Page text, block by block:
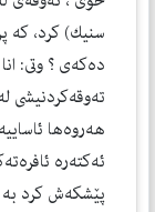
سنيك) كرد، كه‌
ده‌كه‌ى ؟ وتى:
ته‌وقه‌كردنيشى
هه‌روه‌ها
ئه‌كته‌ره‌
پێشكه‌ش كرد به‌